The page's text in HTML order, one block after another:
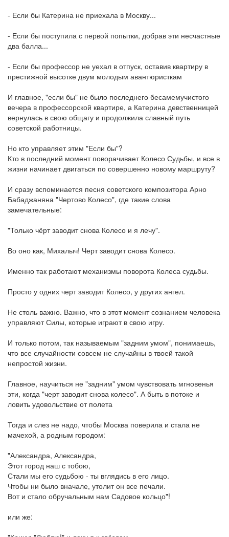
- Если бы Катерина не приехала в Москву...
- Если бы поступила с первой попытки, добрав эти несчастные
два балла...
- Если бы профессор не уехал в отпуск, оставив квартиру в
престижной высотке двум молодым авантюристкам
И главное, "если бы" не было последнего бесамемучистого
вечера в профессорской квартире, а Катерина девственницей
вернулась в свою общагу и продолжила славный путь
советской работницы.
Но кто управляет этим "Если бы"?
Кто в последний момент поворачивает Колесо Судьбы, и все в
жизни начинает двигаться по совершенно новому маршруту?
И сразу вспоминается песня советского композитора Арно
Бабаджаняна "Чертово Колесо", где такие слова
замечательные:
"Только чёрт заводит снова Колесо и я лечу".
Во оно как, Михалыч! Черт заводит снова Колесо.
Именно так работают механизмы поворота Колеса судьбы.
Просто у одних черт заводит Колесо, у других ангел.
Не столь важно. Важно, что в этот момент сознанием человека
управляют Силы, которые играют в свою игру.
И только потом, так называемым "задним умом", понимаешь,
что все случайности совсем не случайны в твоей такой
непростой жизни.
Главное, научиться не "задним" умом чувствовать мгновенья
эти, когда "черт заводит снова колесо". А быть в потоке и
ловить удовольствие от полета
Тогда и слез не надо, чтобы Москва поверила и стала не
мачехой, а родным городом:
"Александра, Александра,
Этот город наш с тобою,
Стали мы его судьбою - ты вглядись в его лицо.
Чтобы ни было вначале, утолит он все печали.
Вот и стало обручальным нам Садовое кольцо"!
или же: